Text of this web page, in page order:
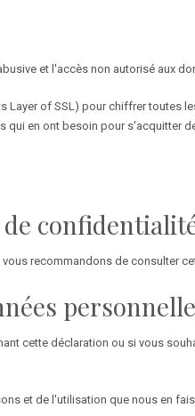
et l'accès non autorisé aux
of SSL) pour chiffrer toutes
qui en ont besoin pour s'acquitter
recommandons de consulter
cette déclaration ou si vous
et de l'utilisation que nous en